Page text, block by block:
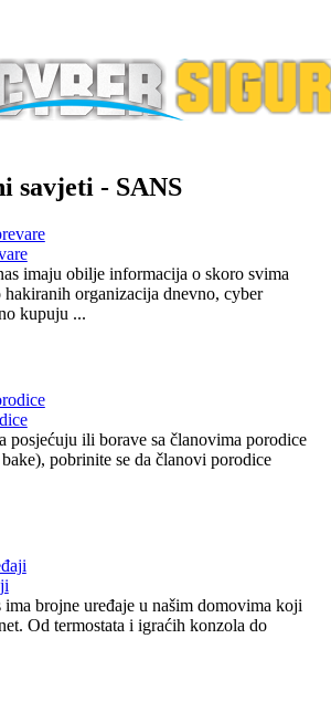
savjeti - SANS
imaju obilje informacija o skoro svima
hakiranih organizacija dnevno, cyber
kupuju ...
posjećuju ili borave sa članovima porodice
pobrinite se da članovi porodice
ima brojne uređaje u našim domovima koji
Od termostata i igraćih konzola do